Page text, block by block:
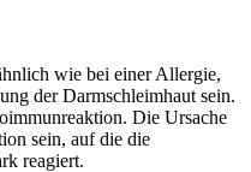
wie bei einer Allergie,
der Darmschleimhaut sein.
Die Ursache
sein, auf die die
reagiert.